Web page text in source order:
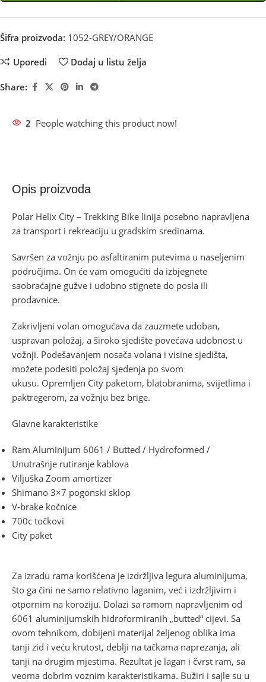
Šifra proizvoda: 1052-GREY/ORANGE
Uporedi Dodaj u listu želja
Share:
2 People watching this product now!
Opis proizvoda
Polar Helix City – Trekking Bike linija posebno napravljena
za transport i rekreaciju u gradskim sredinama.
Savršen za vožnju po asfaltiranim putevima u naseljenim
područjima. On će vam omogućiti da izbjegnete
saobraćajne gužve i udobno stignete do posla ili
prodavnice.
Zakrivljeni volan omogućava da zauzmete udoban,
uspravan položaj, a široko sjedište povećava udobnost u
vožnji. Podešavanjem nosača volana i visine sjedišta,
možete podesiti položaj sjedenja po svom
ukusu. Opremljen City paketom, blatobranima, svijetlima i
paktregerom, za vožnju bez brige.
Glavne karakteristike
Ram Aluminijum 6061 / Butted / Hydroformed /
Unutrašnje rutiranje kablova
Viljuška Zoom amortizer
Shimano 3×7 pogonski sklop
V-brake kočnice
700c točkovi
City paket
Za izradu rama korišćena je izdržljiva legura aluminijuma,
što ga čini ne samo relativno laganim, već i izdržljivim i
otpornim na koroziju. Dolazi sa ramom napravljenim od
6061 aluminijumskih hidroformiranih „butted“ cijevi. Sa
ovom tehnikom, dobijeni materijal željenog oblika ima
tanji zid i veću krutost, deblji na tačkama naprezanja, ali
tanji na drugim mjestima. Rezultat je lagan i čvrst ram, sa
veoma dobrim voznim karakteristikama. Bužiri i sajle su u